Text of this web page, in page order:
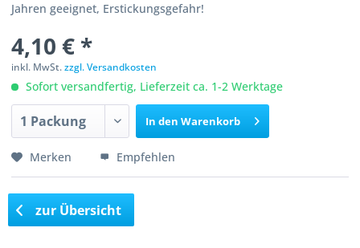
Jahren geeignet, Erstickungsgefahr!
4,10 € *
inkl. MwSt.zzgl. Versandkosten
Sofort versandfertig, Lieferzeit ca. 1-2 Werktage
In den Warenkorb
Merken Empfehlen
zur Übersicht